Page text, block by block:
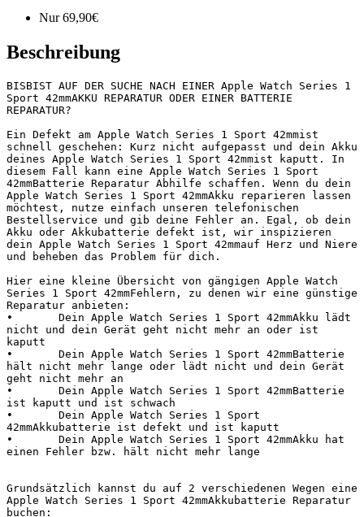
Nur69,90€
Beschreibung
BISBIST AUF DER SUCHE NACH EINER Apple Watch Series 1
Sport 42mmAKKU REPARATUR ODER EINER BATTERIE
REPARATUR?
Ein Defekt am Apple Watch Series 1 Sport 42mmist
schnell geschehen: Kurz nicht aufgepasst und dein Akku
deines Apple Watch Series 1 Sport 42mmist kaputt. In
diesem Fall kann eine Apple Watch Series 1 Sport
42mmBatterie Reparatur Abhilfe schaffen. Wenn du dein
Apple Watch Series 1 Sport 42mmAkku reparieren lassen
möchtest, nutze einfach unseren telefonischen
Bestellservice und gib deine Fehler an. Egal, ob dein
Akku oder Akkubatterie defekt ist, wir inspizieren
dein Apple Watch Series 1 Sport 42mmauf Herz und Niere
und beheben das Problem für dich.
Hier eine kleine Übersicht von gängigen Apple Watch
Series 1 Sport 42mmFehlern, zu denen wir eine günstige
Reparatur anbieten:
•	Dein Apple Watch Series 1 Sport 42mmAkku lädt
nicht und dein Gerät geht nicht mehr an oder ist
kaputt
•	Dein Apple Watch Series 1 Sport 42mmBatterie
hält nicht mehr lange oder lädt nicht und dein Gerät
geht nicht mehr an
•	Dein Apple Watch Series 1 Sport 42mmBatterie
ist kaputt und ist schwach
•	Dein Apple Watch Series 1 Sport
42mmAkkubatterie ist defekt und ist kaputt
•	Dein Apple Watch Series 1 Sport 42mmAkku hat
einen Fehler bzw. hält nicht mehr lange
Grundsätzlich kannst du auf 2 verschiedenen Wegen eine
Apple Watch Series 1 Sport 42mmAkkubatterie Reparatur
buchen: